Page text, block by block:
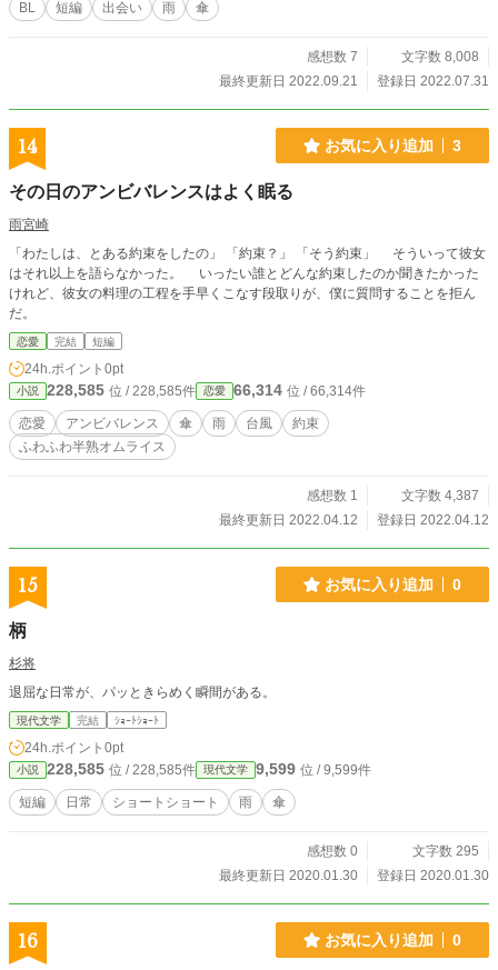
BL 短編 出会い 雨 傘
感想数 7
文字数 8,008
最終更新日 2022.09.21
登録日 2022.07.31
14 お気に入り追加 3
その日のアンビバレンスはよく眠る
雨宮崎
「わたしは、とある約束をしたの」 「約束？」 「そう約束」 そういって彼女
はそれ以上を語らなかった。 いったい誰とどんな約束したのか聞きたかった
けれど、彼女の料理の工程を手早くこなす段取りが、僕に質問することを拒ん
だ。
恋愛 完結 短編
24h.ポイント 0pt
小説 228,585 位 / 228,585件 恋愛 66,314 位 / 66,314件
恋愛 アンビバレンス 傘 雨 台風
約束
ふわふわ半熟オムライス
感想数 1
文字数 4,387
最終更新日 2022.04.12
登録日 2022.04.12
15 お気に入り追加 0
柄
杉将
退屈な日常が、パッときらめく瞬間がある。
現代文学 完結 ｼｮｰﾄｼｮｰﾄ
24h.ポイント 0pt
小説 228,585 位 / 228,585件 現代文学 9,599 位 / 9,599件
短編 日常 ショートショート 雨 傘
感想数 0
文字数 295
最終更新日 2020.01.30
登録日 2020.01.30
16 お気に入り追加 0